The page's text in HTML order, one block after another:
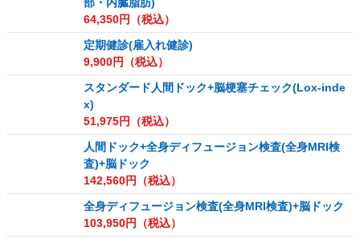
部・内臓脂肪)
64,350円（税込）
定期健診(雇入れ健診)
9,900円（税込）
スタンダード人間ドック+脳梗塞チェック(Lox-inde
x)
51,975円（税込）
人間ドック+全身ディフュージョン検査(全身MRI検
査)+脳ドック
142,560円（税込）
全身ディフュージョン検査(全身MRI検査)+脳ドック
103,950円（税込）